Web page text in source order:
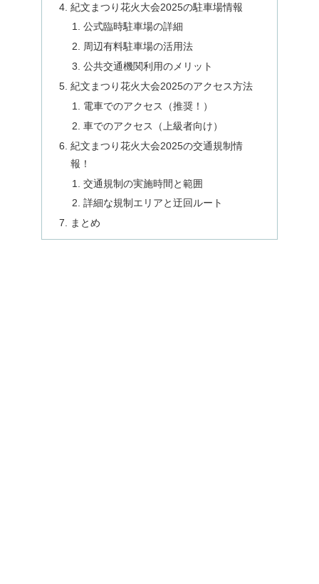
紀文まつり花火大会2025の駐車場情報
公式臨時駐車場の詳細
周辺有料駐車場の活用法
公共交通機関利用のメリット
紀文まつり花火大会2025のアクセス方法
電車でのアクセス（推奨！）
車でのアクセス（上級者向け）
紀文まつり花火大会2025の交通規制情
報！
交通規制の実施時間と範囲
詳細な規制エリアと迂回ルート
まとめ